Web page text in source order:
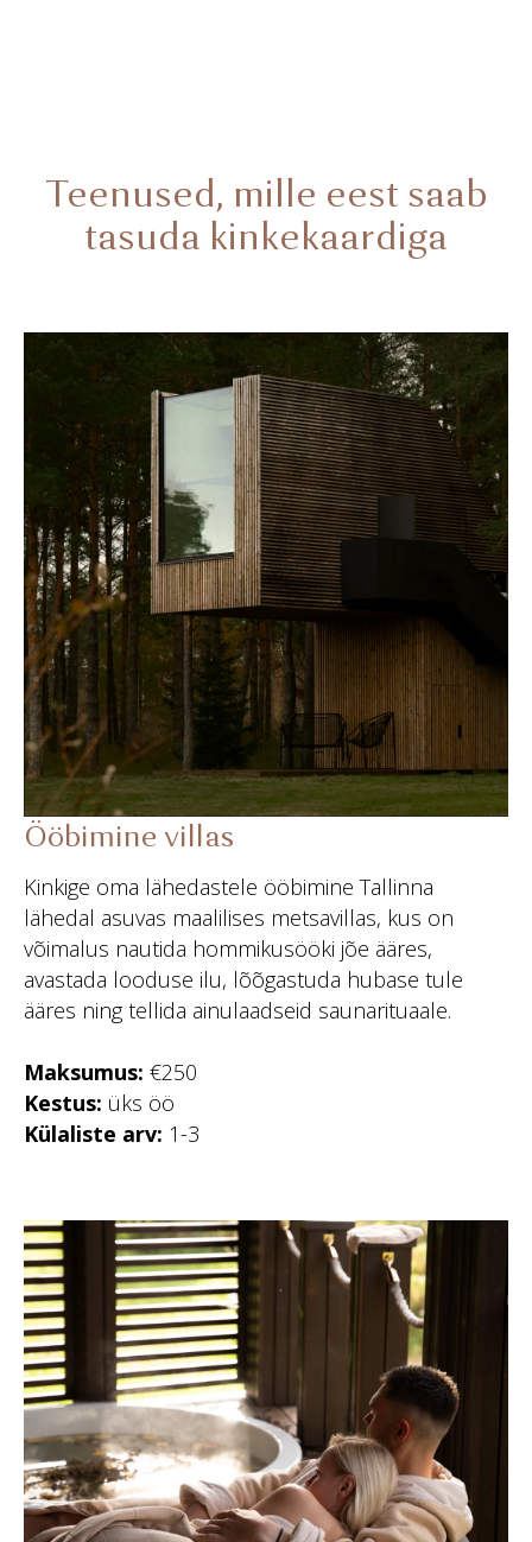
Teenused, mille eest saab
tasuda kinkekaardiga
Ööbimine villas
Kinkige oma lähedastele ööbimine Tallinna
lähedal asuvas maalilises metsavillas, kus on
võimalus nautida hommikusööki jõe ääres,
avastada looduse ilu, lõõgastuda hubase tule
ääres ning tellida ainulaadseid saunarituaale.
Maksumus: €250
Kestus: üks öö
Külaliste arv: 1-3